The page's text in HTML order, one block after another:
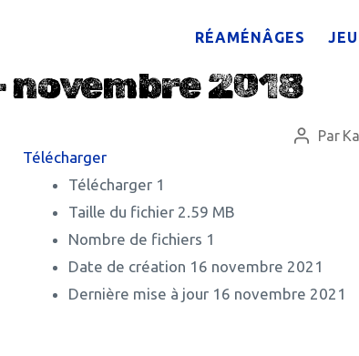
RÉAMÉNÂGES
novembre 2018
Auteur
Par
Télécharger
Télécharger 1
Taille du fichier 2.59 MB
Nombre de fichiers 1
Date de création 16 novembre 2021
Dernière mise à jour 16 novembre 2021